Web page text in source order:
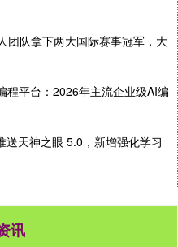
团队拿下两大国际赛事冠军，大
程平台：2026年主流企业级AI编
天神之眼 5.0，新增强化学习
讯